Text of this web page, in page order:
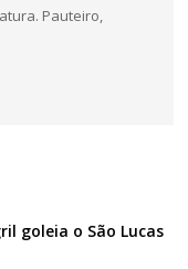
Pauteiro,
goleia o São Lucas